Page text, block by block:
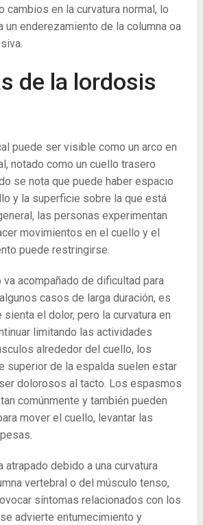
cambios en la curvatura normal, lo
un enderezamiento de la columna oa
de la lordosis
puede ser visible como un arco en
notado como un cuello trasero
se nota que puede haber espacio
y la superficie sobre la que está
las personas experimentan
movimientos en el cuello y el
puede restringirse.
va acompañado de dificultad para
casos de larga duración, es
el dolor, pero la curvatura en
limitando las actividades
alrededor del cuello, los
superior de la espalda suelen estar
dolorosos al tacto. Los espasmos
comúnmente y también pueden
mover el cuello, levantar las
atrapado debido a una curvatura
vertebral o del músculo tenso,
síntomas relacionados con los
advierte entumecimiento y